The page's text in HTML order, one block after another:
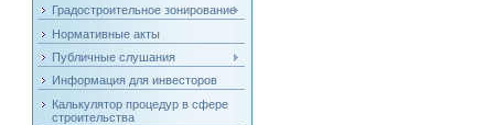
Градостроительное зонирование
Нормативные акты
Публичные слушания
Информация для инвесторов
Калькулятор процедур в сфере
строительства